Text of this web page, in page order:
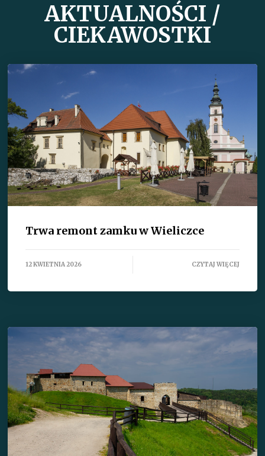
AKTUALNOŚCI /
CIEKAWOSTKI
Trwa remont zamku w Wieliczce
12 KWIETNIA 2026 CZYTAJ WIĘCEJ